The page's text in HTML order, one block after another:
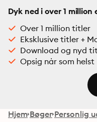
Dyk ned i over 1
Over 1 million titler
Eksklusive titler +
Download og nyd
Opsig når som helst
Hjem Bøger Personlig